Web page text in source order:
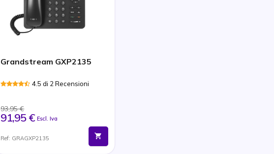
Grandstream GXP2135
4.5 di 2 Recensioni
93,95 €
91,95 € Escl. Iva
Ref: GRAGXP2135